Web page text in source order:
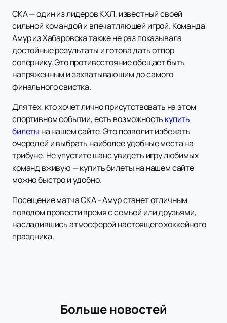
СКА — один из лидеров КХЛ, известный своей
сильной командой и впечатляющей игрой. Команда
Амур из Хабаровска также не раз показывала
достойные результаты и готова дать отпор
сопернику. Это противостояние обещает быть
напряженным и захватывающим до самого
финального свистка.
Для тех, кто хочет лично присутствовать на этом
спортивном событии, есть возможность купить
билеты на нашем сайте. Это позволит избежать
очередей и выбрать наиболее удобные места на
трибуне. Не упустите шанс увидеть игру любимых
команд вживую — купить билеты на нашем сайте
можно быстро и удобно.
Посещение матча СКА - Амур станет отличным
поводом провести время с семьей или друзьями,
насладившись атмосферой настоящего хоккейного
праздника.
Больше новостей